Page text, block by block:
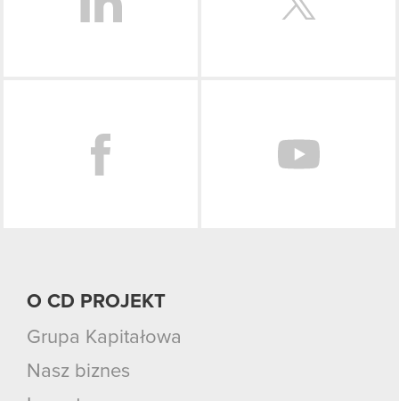
O CD PROJEKT
Grupa Kapitałowa
Nasz biznes